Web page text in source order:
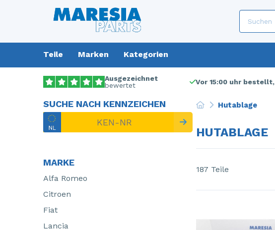
Teile Marken Kategorien
Ausgezeichnet
bewertet
Vor 15:00 uhr bestellt,
SUCHE NACH KENNZEICHEN
MARKE
Alfa Romeo
Citroen
Fiat
Lancia
Hutablage
HUTABLAGE
187 Teile